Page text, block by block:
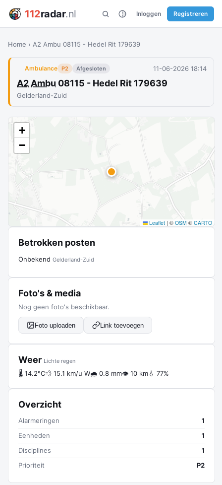
112radar.nl Inloggen Registreren
Home › A2 Ambu 08115 - Hedel Rit 179639
Ambulance P2 Afgesloten 11-06-2026 18:14
A2 Ambu 08115 - Hedel Rit 179639
Gelderland-Zuid
+
−
Leaflet | © OSM © CARTO
Betrokken posten
Onbekend Gelderland-Zuid
Foto's & media
Nog geen foto's beschikbaar.
Foto uploaden Link toevoegen
Weer Lichte regen
🌡 14.2°C💨 15.1 km/u W🌧 0.8 mm👁 10 km💧 77%
Overzicht
Alarmeringen
1
Eenheden
1
Disciplines
1
Prioriteit
P2